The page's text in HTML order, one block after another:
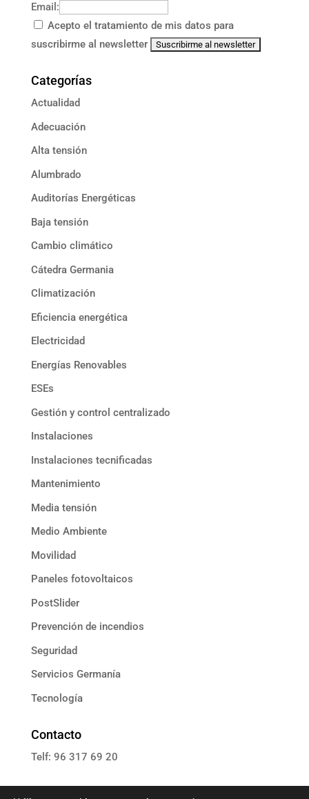
Email:
Acepto el tratamiento de mis datos para
suscribirme al newsletter
Categorías
Actualidad
Adecuación
Alta tensión
Alumbrado
Auditorías Energéticas
Baja tensión
Cambio climático
Cátedra Germania
Climatización
Eficiencia energética
Electricidad
Energías Renovables
ESEs
Gestión y control centralizado
Instalaciones
Instalaciones tecnificadas
Mantenimiento
Media tensión
Medio Ambiente
Movilidad
Paneles fotovoltaicos
PostSlider
Prevención de incendios
Seguridad
Servicios Germanía
Tecnología
Contacto
Telf: 96 317 69 20
E: informacion@grupoassista.com